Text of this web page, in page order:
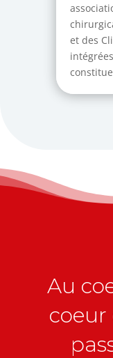
et des
Au
coeur